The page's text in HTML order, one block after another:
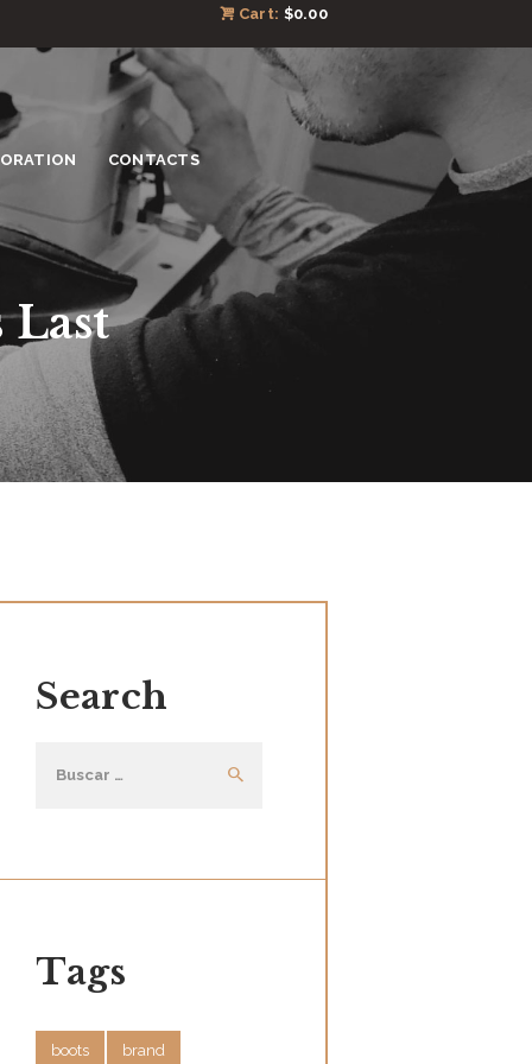
Cart: $0.00
CONTACTS
Last
Search
Tags
boots brand